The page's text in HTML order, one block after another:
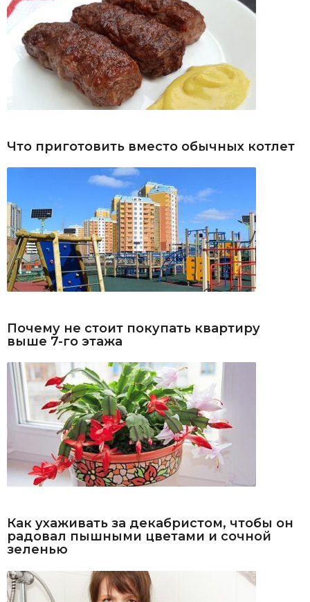
Что приготовить вместо обычных котлет
Почему не стоит покупать квартиру
выше 7-го этажа
Как ухаживать за декабристом, чтобы он
радовал пышными цветами и сочной
зеленью